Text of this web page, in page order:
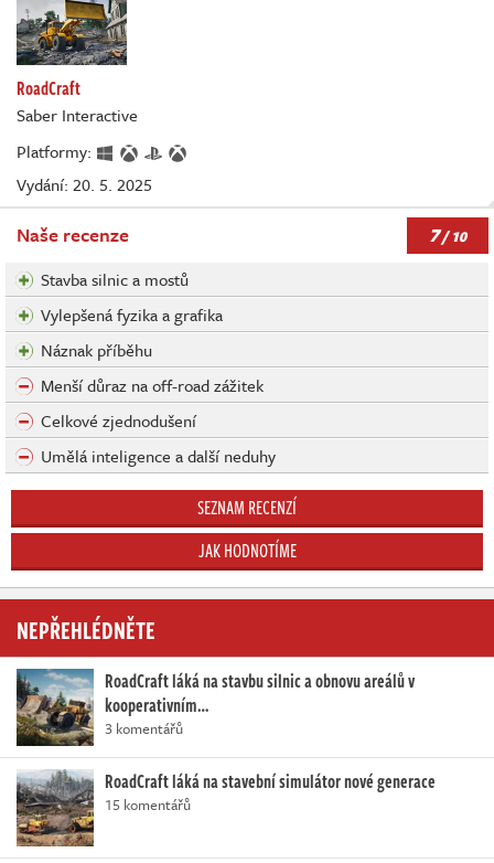
RoadCraft
Saber Interactive
Platformy:
Vydání: 20. 5. 2025
Naše recenze 7/ 10
Stavba silnic a mostů
Vylepšená fyzika a grafika
Náznak příběhu
Menší důraz na off-road zážitek
Celkové zjednodušení
Umělá inteligence a další neduhy
SEZNAM RECENZÍ
JAK HODNOTÍME
NEPŘEHLÉDNĚTE
RoadCraft láká na stavbu silnic a obnovu areálů v
kooperativním…
3 komentářů
RoadCraft láká na stavební simulátor nové generace
15 komentářů